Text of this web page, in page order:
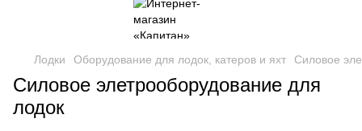
Лодки Оборудование для лодок, катеров и яхт Силовое
Силовое элетрооборудование для
лодок